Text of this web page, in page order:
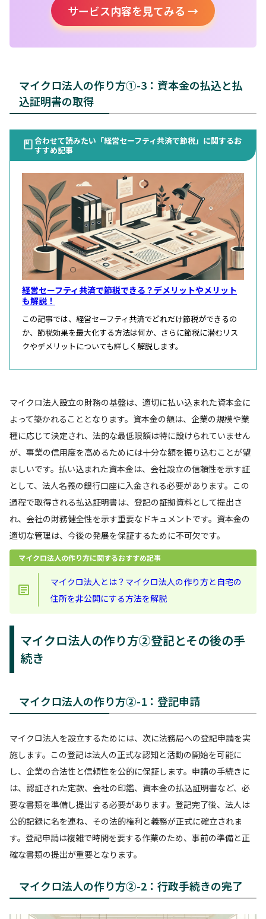
サービス内容を見てみる →
マイクロ法人の作り方①-3：資本金の払込と払
込証明書の取得
合わせて読みたい「経営セーフティ共済で節税」に関するお
すすめ記事
経営セーフティ共済で節税できる？デメリットやメリット
も解説！
この記事では、経営セーフティ共済でどれだけ節税ができるの
か、節税効果を最大化する方法は何か、さらに節税に潜むリス
クやデメリットについても詳しく解説します。
マイクロ法人設立の財務の基盤は、適切に払い込まれた資本金に
よって築かれることとなります。資本金の額は、企業の規模や業
種に応じて決定され、法的な最低限額は特に設けられていません
が、事業の信用度を高めるためには十分な額を振り込むことが望
ましいです。払い込まれた資本金は、会社設立の信頼性を示す証
として、法人名義の銀行口座に入金される必要があります。この
過程で取得される払込証明書は、登記の証拠資料として提出さ
れ、会社の財務健全性を示す重要なドキュメントです。資本金の
適切な管理は、今後の発展を保証するために不可欠です。
マイクロ法人の作り方に関するおすすめ記事
マイクロ法人とは？マイクロ法人の作り方と自宅の
住所を非公開にする方法を解説
マイクロ法人の作り方②登記とその後の手
続き
マイクロ法人の作り方②-1：登記申請
マイクロ法人を設立するためには、次に法務局への登記申請を実
施します。この登記は法人の正式な認知と活動の開始を可能に
し、企業の合法性と信頼性を公的に保証します。申請の手続きに
は、認証された定款、会社の印鑑、資本金の払込証明書など、必
要な書類を準備し提出する必要があります。登記完了後、法人は
公的記録に名を連ね、その法的権利と義務が正式に確立されま
す。登記申請は複雑で時間を要する作業のため、事前の準備と正
確な書類の提出が重要となります。
マイクロ法人の作り方②-2：行政手続きの完了